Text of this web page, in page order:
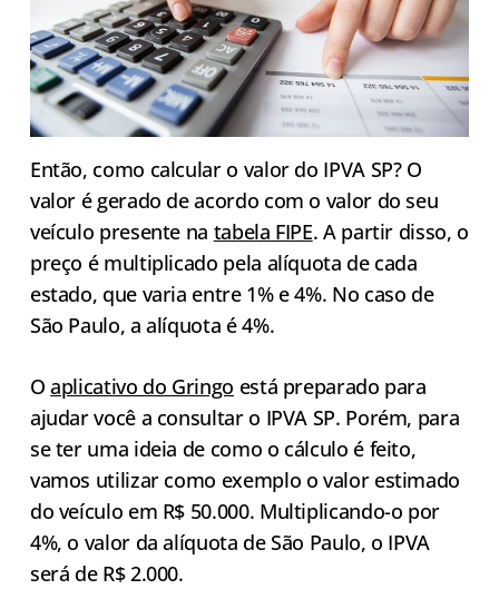
Então, como calcular o valor do IPVA SP? O
valor é gerado de acordo com o valor do seu
veículo presente na tabela FIPE. A partir disso, o
preço é multiplicado pela alíquota de cada
estado, que varia entre 1% e 4%. No caso de
São Paulo, a alíquota é 4%.
Oaplicativo do Gringo está preparado para
ajudar você a consultar o IPVA SP. Porém, para
se ter uma ideia de como o cálculo é feito,
vamos utilizar como exemplo o valor estimado
do veículo em R$ 50.000. Multiplicando-o por
4%, o valor da alíquota de São Paulo, o IPVA
será de R$ 2.000.